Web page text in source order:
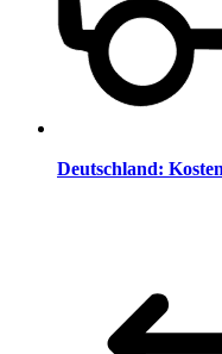
Deutschland: